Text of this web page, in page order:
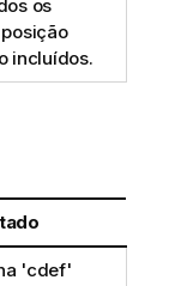
os
incluídos.
'cdef'